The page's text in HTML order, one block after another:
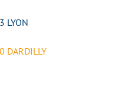
LYON
DARDILLY